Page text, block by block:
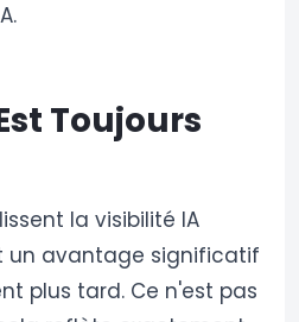
Toujours
la visibilité IA
un avantage significatif
plus tard. Ce n'est pas